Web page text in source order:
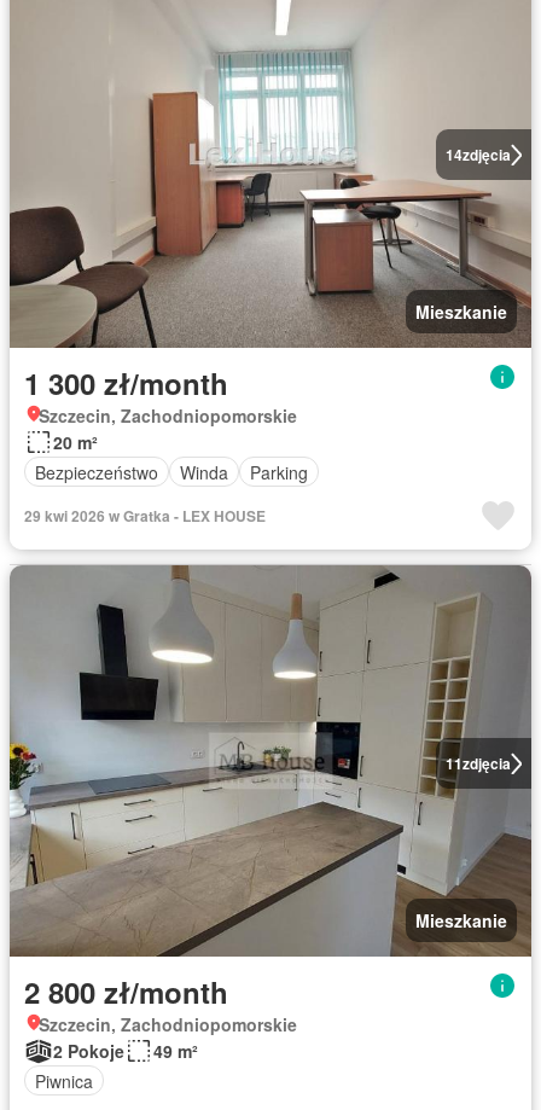
14zdjęcia
Mieszkanie
1 300 zł/month
Szczecin, Zachodniopomorskie
20 m²
Bezpieczeństwo
Winda Parking
29 kwi 2026 w Gratka - LEX HOUSE
11zdjęcia
Mieszkanie
2 800 zł/month
Szczecin, Zachodniopomorskie
2 Pokoje
49 m²
Piwnica